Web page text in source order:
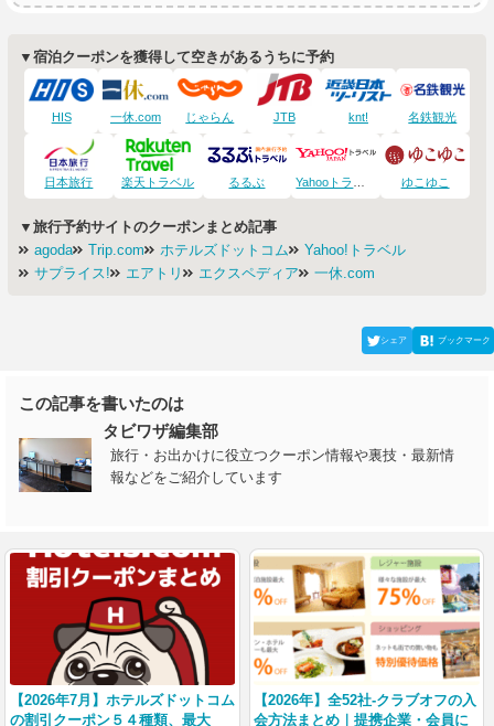
▼宿泊クーポンを獲得して空きがあるうちに予約
HIS 一休.com じゃらん JTB knt! 名鉄観光
日本旅行 楽天トラベル るるぶ ゆこゆこ
▼旅行予約サイトのクーポンまとめ記事
agoda
Trip.com ホテルズドットコム
Yahoo!トラベル
サプライス!
エアトリ エクスペディア 一休.com
シェア ブックマーク
この記事を書いたのは
タビワザ編集部
旅行・お出かけに役立つクーポン情報や裏技・最新情
報などをご紹介しています
【2026年7月】ホテルズドットコム
の割引クーポン５４種類、最大
【2026年】全52社-クラブオフの入
会方法まとめ｜提携企業・会員に